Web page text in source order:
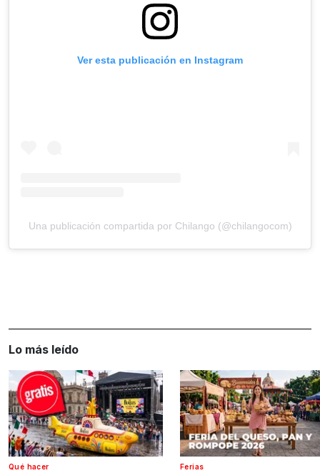
Ver esta publicación en Instagram
Una publicación compartida por Chilango (@chilangocom)
Lo más leído
Qué hacer Ferias